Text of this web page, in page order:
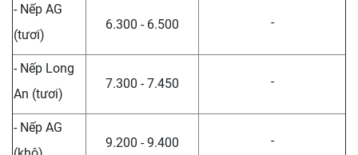
- Nếp AG
(tươi)
6.300 - 6.500 -
- Nếp Long
An (tươi)
7.300 - 7.450 -
- Nếp AG
9.200 - 9.400 -